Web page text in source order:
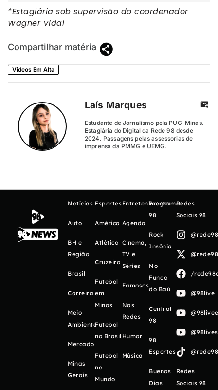
*Estagiária sob supervisão do coordenador
Wagner Vidal
Compartilhar matéria
Videos Em Alta
Laís Marques
Estudante de Jornalismo pela PUC-Minas.
Estagiária do Digital da Rede 98 desde
2024. Passagens pelas assessorias de
imprensa da PMMG e UEMG.
Notícias
Auto
BH e
Região
Brasil
Carreira
Meio
Ambiente
Mercado
Minas
Gerais
Esportes
América
Atlético
Cruzeiro
Futebol
em
Minas
Futebol
no Brasil
Futebol
no
Mundo
Entretenimento
Agenda
Cinema,
TV e
Séries
Famosos
Nas
Redes
Humor
Música
Programas
98
Rock
Insônia
No
Fundo
do Baú
Central
98
98
Esportes
Buenos
Días
Redes
Sociais 98
/
@98live
Redes
Sociais 98